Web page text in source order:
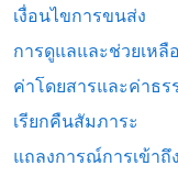
เงื่อนไขการขนส่ง
การดูแลและช่วยเหลื
ค่าโดยสารและค่าธร
เรียกคืนสัมภาระ
แถลงการณ์การเข้าถึ